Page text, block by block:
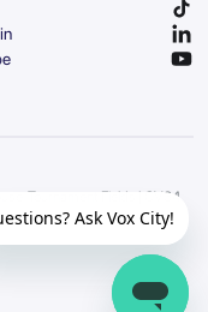
Tournament Fields | CV34